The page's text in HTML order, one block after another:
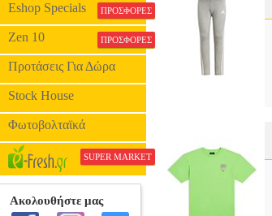
Eshop Specials ΠΡΟΣΦΟΡΕΣ
Zen 10 ΠΡΟΣΦΟΡΕΣ
Προτάσεις Για Δώρα
Stock House
Φωτοβολταϊκά
SUPER MARKET